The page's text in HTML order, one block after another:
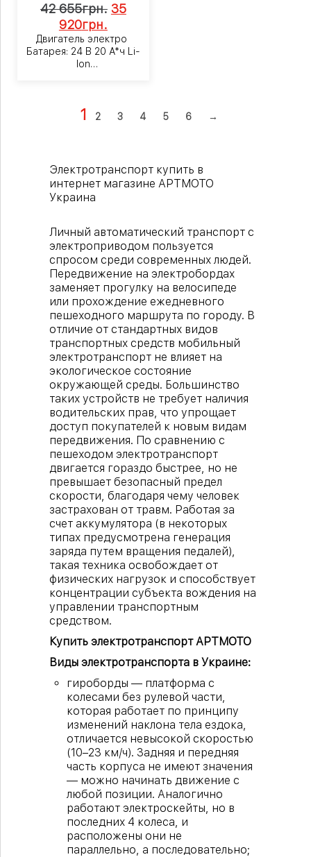
42 655грн. 35
920грн.
Двигатель электро
Батарея: 24 В 20 А*ч Li-
Ion
1 2 3 4 5 6 →
Электротранспорт купить в
интернет магазине АРТМОТО
Украина
Личный автоматический транспорт с
электроприводом пользуется
спросом среди современных людей.
Передвижение на электробордах
заменяет прогулку на велосипеде
или прохождение ежедневного
пешеходного маршрута по городу. В
отличие от стандартных видов
транспортных средств мобильный
электротранспорт не влияет на
экологическое состояние
окружающей среды. Большинство
таких устройств не требует наличия
водительских прав, что упрощает
доступ покупателей к новым видам
передвижения. По сравнению с
пешеходом электротранспорт
двигается гораздо быстрее, но не
превышает безопасный предел
скорости, благодаря чему человек
застрахован от травм. Работая за
счет аккумулятора (в некоторых
типах предусмотрена генерация
заряда путем вращения педалей),
такая техника освобождает от
физических нагрузок и способствует
концентрации субъекта вождения на
управлении транспортным
средством.
Купить электротранспорт АРТМОТО
Виды электротранспорта в Украине:
гироборды — платформа с
колесами без рулевой части,
которая работает по принципу
изменений наклона тела ездока,
отличается невысокой скоростью
(10–23 км/ч). Задняя и передняя
часть корпуса не имеют значения
— можно начинать движение с
любой позиции. Аналогично
работают электроскейты, но в
последних 4 колеса, и
расположены они не
параллельно, а последовательно;